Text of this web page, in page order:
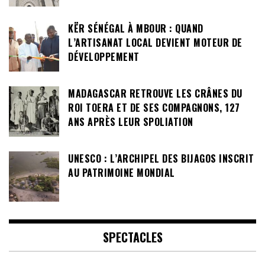
KËR SÉNÉGAL À MBOUR : QUAND
L’ARTISANAT LOCAL DEVIENT MOTEUR DE
DÉVELOPPEMENT
MADAGASCAR RETROUVE LES CRÂNES DU
ROI TOERA ET DE SES COMPAGNONS, 127
ANS APRÈS LEUR SPOLIATION
UNESCO : L’ARCHIPEL DES BIJAGOS INSCRIT
AU PATRIMOINE MONDIAL
SPECTACLES